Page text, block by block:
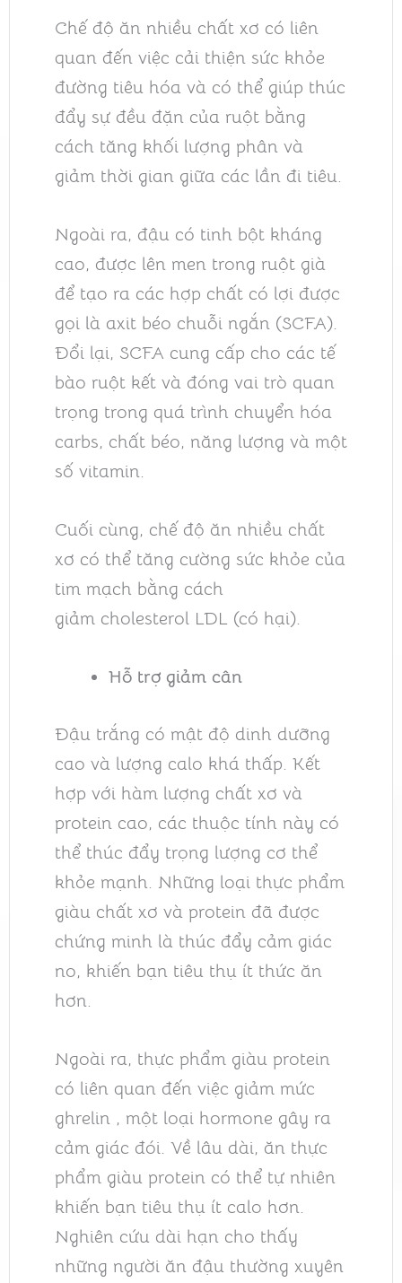
Chế độ ăn nhiều chất xơ có liên
quan đến việc cải thiện sức khỏe
đường tiêu hóa và có thể giúp thúc
đẩy sự đều đặn của ruột bằng
cách tăng khối lượng phân và
giảm thời gian giữa các lần đi tiêu.
Ngoài ra, đậu có tinh bột kháng
cao, được lên men trong ruột già
để tạo ra các hợp chất có lợi được
gọi là axit béo chuỗi ngắn (SCFA).
Đổi lại, SCFA cung cấp cho các tế
bào ruột kết và đóng vai trò quan
trọng trong quá trình chuyển hóa
carbs, chất béo, năng lượng và một
số vitamin.
Cuối cùng, chế độ ăn nhiều chất
xơ có thể tăng cường sức khỏe của
tim mạch bằng cách
giảm cholesterol LDL (có hại).
Hỗ trợ giảm cân
Đậu trắng có mật độ dinh dưỡng
cao và lượng calo khá thấp. Kết
hợp với hàm lượng chất xơ và
protein cao, các thuộc tính này có
thể thúc đẩy trọng lượng cơ thể
khỏe mạnh. Những loại thực phẩm
giàu chất xơ và protein đã được
chứng minh là thúc đẩy cảm giác
no, khiến bạn tiêu thụ ít thức ăn
hơn.
Ngoài ra, thực phẩm giàu protein
có liên quan đến việc giảm mức
ghrelin , một loại hormone gây ra
cảm giác đói. Về lâu dài, ăn thực
phẩm giàu protein có thể tự nhiên
khiến bạn tiêu thụ ít calo hơn.
Nghiên cứu dài hạn cho thấy
những người ăn đậu thường xuyên